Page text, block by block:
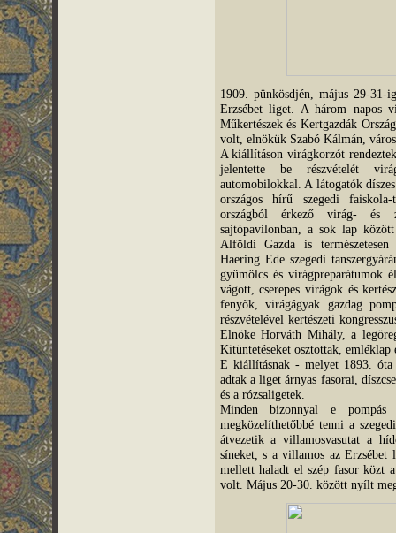
1909. pünkösdjén, május 29-31-
Erzsébet liget. A három napos
Műkertészek és Kertgazdák
volt, elnökük Szabó Kálmán,
A kiállításon virágkorzót
jelentette be részvételét
automobilokkal. A látogatók
országos hírű szegedi faiskola-
országból érkező virág- és
sajtópavilonban, a sok lap
Alföldi Gazda is
Haering Ede szegedi
gyümölcs és virágpreparátumok
vágott, cserepes virágok és
fenyők, virágágyak gazdag
részvételével kertészeti
Elnöke Horváth Mihály, a
Kitüntetéseket osztottak, emléklap
E kiállításnak - melyet 1893.
adtak a liget árnyas fasorai,
és a rózsaligetek.
Minden bizonnyal e
megközelíthetőbbé tenni a
átvezetik a villamosvasutat a
síneket, s a villamos az
mellett haladt el szép fasor közt
volt. Május 20-30. között nyílt